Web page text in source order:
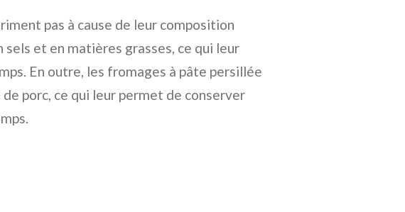
pas à cause de leur composition
et en matières grasses, ce qui leur
En outre, les fromages à pâte persillée
porc, ce qui leur permet de conserver